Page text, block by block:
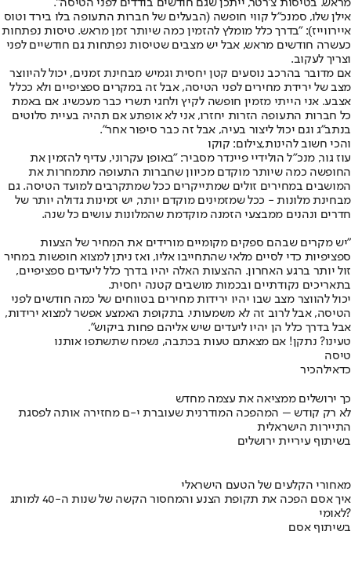
מראש. בטיסות צ׳רטר, ייתכן שגם חודשים בודדים לפני הטיסה".
אילן שלו, סמנכ"ל קווי חופשה (הבעלים של חברות התעופה בלו בירד וטוס
איירווייז): "בדרך כלל מומלץ להזמין כמה שיותר זמן מראש. טיסות נפתחות
כעשרה חודשים מראש, אבל יש מצבים שטיסות נפתחות גם חודשיים לפני
וצריך לעקוב.
אם מדובר בהרכב נוסעים קטן יחסית וגמיש מבחינת זמנים, יכול להיווצר
מצב של ירידת מחירים לפני הטיסה, אבל זה במקרים ספציפיים ולא ככלל
אצבע. אני הייתי מזמין חופשה לקיץ ולחגי תשרי כבר מעכשיו. אם באמת
כל חברות התעופה הזרות יחזרו, אני לא אופתע אם תהיה בעיית סלוטים
בנתב"ג וגם יכול ליצור בעיה, אבל זה כבר סיפור אחר".
והכי חשוב להינות,צילום: קוקו
עוז גור, מנכ"ל הולידיי פיינדר מסביר: "באופן עקרוני, עדיף להזמין את
החופשה כמה שיותר מוקדם מכיוון שחברות התעופה מתמחרות את
המושבים במחירים זולים שמתייקרים ככל שמתקרבים למועד הטיסה. גם
מבחינת מלונות - ככל שמזמינים מוקדם יותר, יש זמינות גדולה יותר של
חדרים ונהנים ממבצעי הזמנה מוקדמת שהמלונות עושים כל שנה.
"יש מקרים שבהם ספקים מקומיים מורידים את המחיר של הצעות
ספציפיות כדי לסיים מלאי שהתחייבו אליו, ואז ניתן למצוא חופשות במחיר
זול יותר ברגע האחרון. ההצעות האלה יהיו בדרך כלל ליעדים ספציפיים,
בתאריכים נקודתיים ובכמות מושבים קטנה יחסית.
יכול להווצר מצב שבו יהיו ירידות מחירים בטווחים של כמה חודשים לפני
הטיסה, אבל לרוב זה לא משמעותי. בתקופת האמצע אפשר למצוא ירידות,
אבל בדרך כלל הן יהיו ליעדים שיש אליהם פחות ביקוש".
טעינו? נתקן! אם מצאתם טעות בכתבה, נשמח שתשתפו אותנו
טיסה
כדאילהכיר
כך ירושלים ממציאה את עצמה מחדש
לא רק קודש – המהפכה המודרנית שעוברת י-ם מחזירה אותה לפסגת
התיירות הישראלית
בשיתוף עיריית ירושלים
מאחורי הקלעים של הטעם הישראלי
איך אסם הפכה את תקופת הצנע והמחסור הקשה של שנות ה-40 למותג
לאומי?
בשיתוף אסם